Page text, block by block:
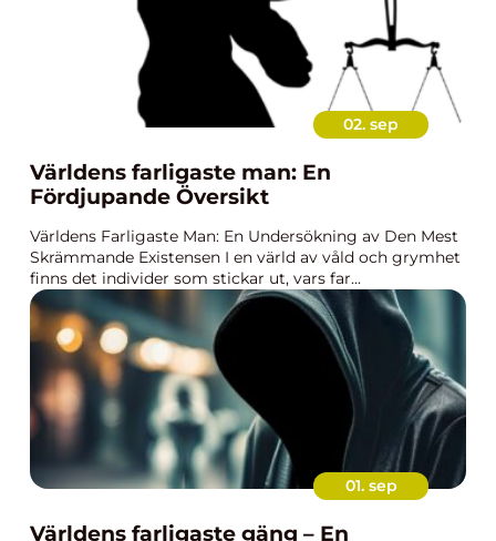
02. sep
Världens farligaste man: En
Fördjupande Översikt
Världens Farligaste Man: En Undersökning av Den Mest
Skrämmande Existensen I en värld av våld och grymhet
finns det individer som stickar ut, vars far...
01. sep
Världens farligaste gäng – En